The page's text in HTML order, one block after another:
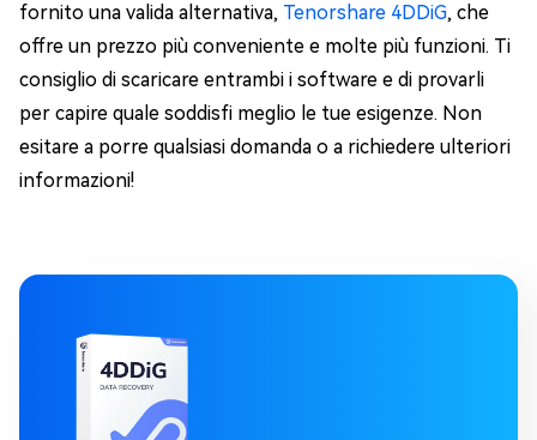
fornito una valida alternativa, Tenorshare 4DDiG, che
offre un prezzo più conveniente e molte più funzioni. Ti
consiglio di scaricare entrambi i software e di provarli
per capire quale soddisfi meglio le tue esigenze. Non
esitare a porre qualsiasi domanda o a richiedere ulteriori
informazioni!